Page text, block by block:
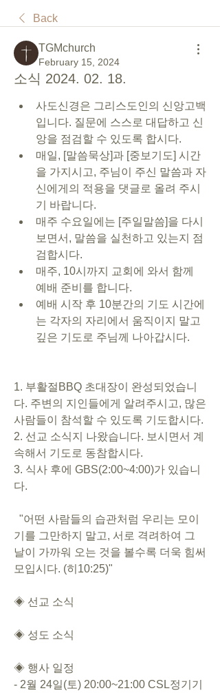
Back
TGMchurch
February 15, 2024
소식 2024. 02. 18.
사도신경은 그리스도인의 신앙고백
입니다. 질문에 스스로 대답하고 신
앙을 점검할 수 있도록 합시다.
매일, [말씀묵상]과 [중보기도] 시간
을 가지시고, 주님이 주신 말씀과 자
신에게의 적용을 댓글로 올려 주시
기 바랍니다.
매주 수요일에는 [주일말씀]을 다시
보면서, 말씀을 실천하고 있는지 점
검합시다.
매주, 10시까지 교회에 와서 함께
예배 준비를 합니다.
예배 시작 후 10분간의 기도 시간에
는 각자의 자리에서 움직이지 말고
깊은 기도로 주님께 나아갑시다.
1. 부활절BBQ 초대장이 완성되었습니
다. 주변의 지인들에게 알려주시고, 많은
사람들이 참석할 수 있도록 기도합시다.
2. 선교 소식지 나왔습니다. 보시면서 계
속해서 기도로 동참합시다.
3. 식사 후에 GBS(2:00~4:00)가 있습니
다.
"어떤 사람들의 습관처럼 우리는 모이
기를 그만하지 말고, 서로 격려하여 그
날이 가까워 오는 것을 볼수록 더욱 힘써
모입시다. (히10:25)"
◈ 선교 소식
◈ 성도 소식
◈ 행사 일정
- 2월 24일(토) 20:00~21:00 CSL정기기